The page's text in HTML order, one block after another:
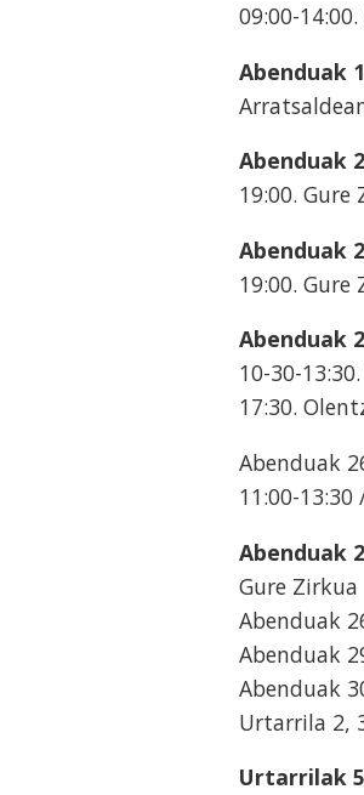
09:00-
Abenduak
Abenduak
19:00.
Abenduak
19:00. Gure
Abenduak
10-30-
17:30.
Abenduak
11:00-
Abenduak
Gure Zirkua
Abenduak
Abenduak
Abenduak
Urtarrila 2,
Urtarrilak 5